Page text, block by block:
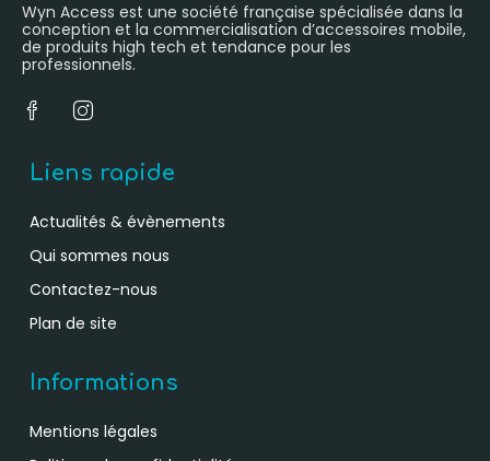
Wyn Access est une société française spécialisée dans la
conception et la commercialisation d’accessoires mobile,
de produits high tech et tendance pour les
professionnels.
Liens rapide
Actualités & évènements
Qui sommes nous
Contactez-nous
Plan de site
Informations
Mentions légales